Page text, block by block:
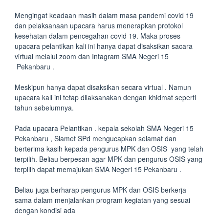
Mengingat keadaan masih dalam masa pandemi covid 19
dan pelaksanaan upacara harus menerapkan protokol
kesehatan dalam pencegahan covid 19. Maka proses
upacara pelantikan kali ini hanya dapat disaksikan sacara
virtual melalui zoom dan Intagram SMA Negeri 15
Pekanbaru .
Meskipun hanya dapat disaksikan secara virtual . Namun
upacara kali ini tetap dilaksanakan dengan khidmat seperti
tahun sebelumnya.
Pada upacara Pelantikan . kepala sekolah SMA Negeri 15
Pekanbaru , Slamet SPd mengucapkan selamat dan
berterima kasih kepada pengurus MPK dan OSIS yang telah
terpilih. Beliau berpesan agar MPK dan pengurus OSIS yang
terpilih dapat memajukan SMA Negeri 15 Pekanbaru .
Beliau juga berharap pengurus MPK dan OSIS berkerja
sama dalam menjalankan program kegiatan yang sesuai
dengan kondisi ada